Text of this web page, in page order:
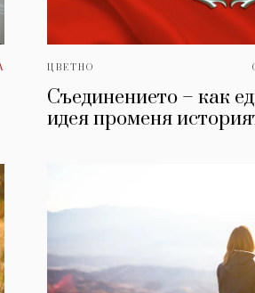
ЦВЕТНО
Съединението – как
идея променя